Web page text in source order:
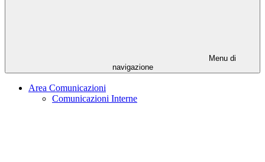
Menu di
navigazione
Area Comunicazioni
Comunicazioni Interne